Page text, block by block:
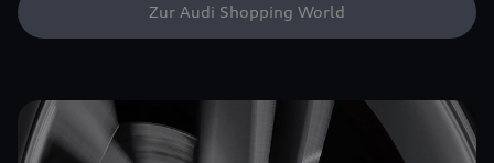
Zur Audi Shopping World